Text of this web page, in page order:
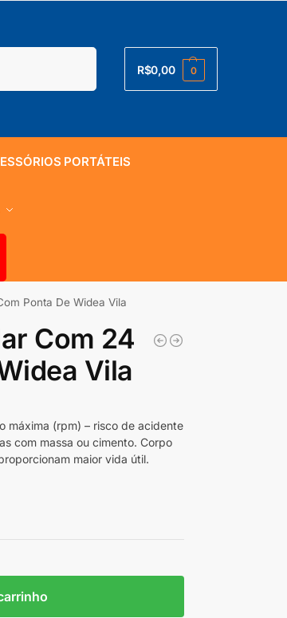
R$0,00 0
PORTÁTEIS
Ponta De Widea Vila
Com 24
Vila
máxima (rpm) – risco de acidente
com massa ou cimento. Corpo
maior vida útil.